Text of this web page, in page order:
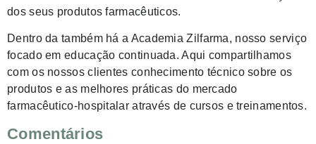
dos seus produtos farmacêuticos.
Dentro da também há a Academia Zilfarma, nosso serviço
focado em educação continuada. Aqui compartilhamos
com os nossos clientes conhecimento técnico sobre os
produtos e as melhores práticas do mercado
farmacêutico-hospitalar através de cursos e treinamentos.
Comentários